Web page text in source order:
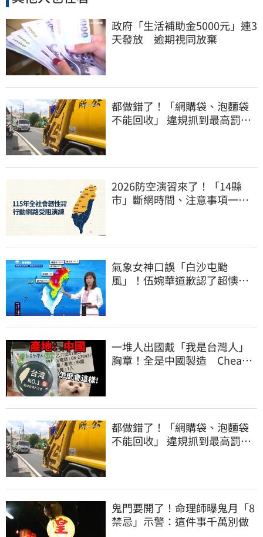
政府「生活補助金5000元」連3
天發放 逾期視同放棄
都做錯了！「網購袋、泡麵袋
不能回收」 違規抓到最高罰
2026防空演習來了！「14縣
市」斷網時間、注意事項一次
氣象女神口誤「白沙屯颱
風」！伍婉華道歉認了超懊
一堆人出國戴「我是台灣人」
胸章！全是中國製造 Cheap
都做錯了！「網購袋、泡麵袋
不能回收」 違規抓到最高罰
鬼門要開了！命理師曝鬼月「8
禁忌」示警：這件事千萬別做